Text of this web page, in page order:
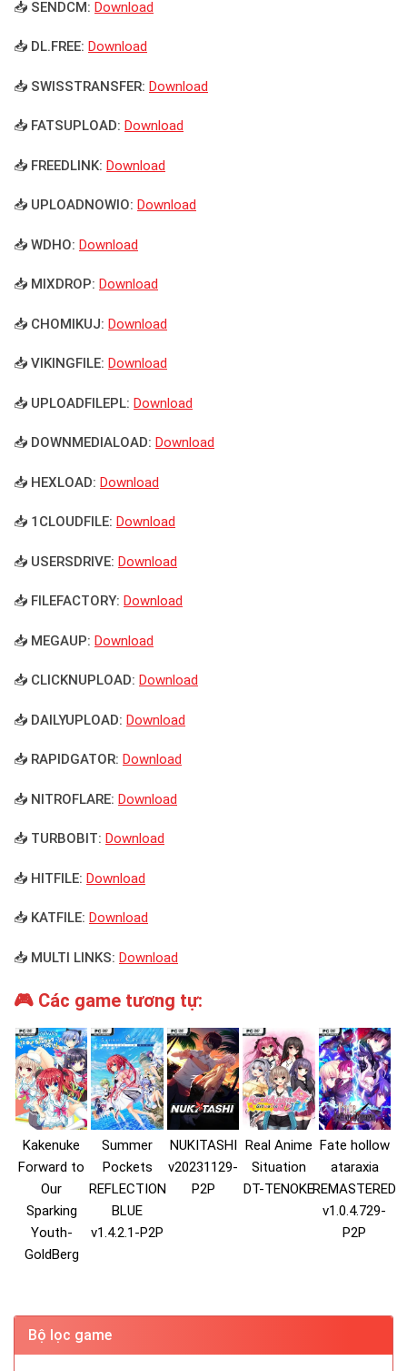
📥 SENDCM: Download
📥 DL.FREE: Download
📥 SWISSTRANSFER: Download
📥 FATSUPLOAD: Download
📥 FREEDLINK: Download
📥 UPLOADNOWIO: Download
📥 WDHO: Download
📥 MIXDROP: Download
📥 CHOMIKUJ: Download
📥 VIKINGFILE: Download
📥 UPLOADFILEPL: Download
📥 DOWNMEDIALOAD: Download
📥 HEXLOAD: Download
📥 1CLOUDFILE: Download
📥 USERSDRIVE: Download
📥 FILEFACTORY: Download
📥 MEGAUP: Download
📥 CLICKNUPLOAD: Download
📥 DAILYUPLOAD: Download
📥 RAPIDGATOR: Download
📥 NITROFLARE: Download
📥 TURBOBIT: Download
📥 HITFILE: Download
📥 KATFILE: Download
📥 MULTI LINKS: Download
🎮 Các game tương tự:
Kakenuke
Forward to
Our
Sparking
Youth-
GoldBerg
Summer
Pockets
REFLECTION
BLUE
v1.4.2.1-P2P
NUKITASHI
v20231129-
P2P
Real Anime
Situation
DT-TENOKE
Fate hollow
ataraxia
REMASTERED
v1.0.4.729-
P2P
Bộ lọc game